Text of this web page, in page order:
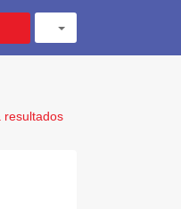
resultados